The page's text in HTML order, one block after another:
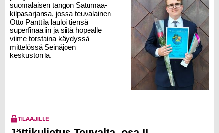
suomalaisen tangon Satumaa-
kilpasarjansa, jossa teuvalainen
Otto Panttila lauloi tiensä
superfinaaliin ja siitä hopealle
viime torstaina käydyssä
mittelössä Seinäjoen
keskustorilla.